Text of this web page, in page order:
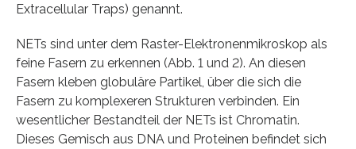
Extracellular Traps) genannt.
NETs sind unter dem Raster-Elektronenmikroskop als
feine Fasern zu erkennen (Abb. 1 und 2). An diesen
Fasern kleben globuläre Partikel, über die sich die
Fasern zu komplexeren Strukturen verbinden. Ein
wesentlicher Bestandteil der NETs ist Chromatin.
Dieses Gemisch aus DNA und Proteinen befindet sich